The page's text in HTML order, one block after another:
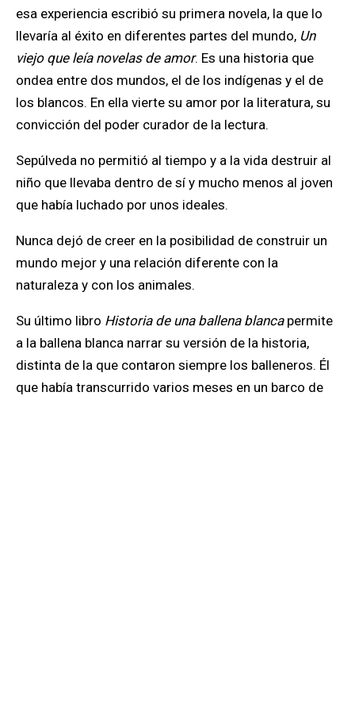
esa experiencia escribió su primera novela, la que lo
llevaría al éxito en diferentes partes del mundo, Un
viejo que leía novelas de amor. Es una historia que
ondea entre dos mundos, el de los indígenas y el de
los blancos. En ella vierte su amor por la literatura, su
convicción del poder curador de la lectura.
Sepúlveda no permitió al tiempo y a la vida destruir al
niño que llevaba dentro de sí y mucho menos al joven
que había luchado por unos ideales.
Nunca dejó de creer en la posibilidad de construir un
mundo mejor y una relación diferente con la
naturaleza y con los animales.
Su último libro Historia de una ballena blancapermite
a la ballena blanca narrar su versión de la historia,
distinta de la que contaron siempre los balleneros. Él
que había transcurrido varios meses en un barco de